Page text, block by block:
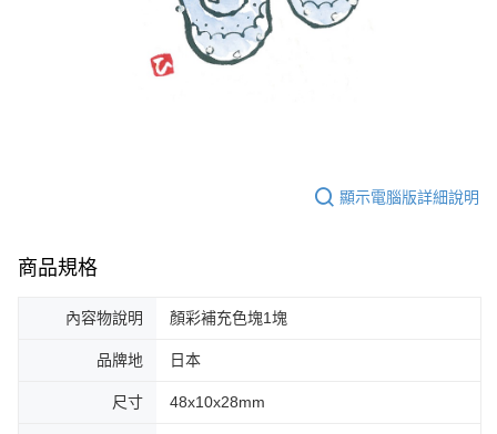
顯示電腦版詳細說明
商品規格
內容物說明 顏彩補充色塊1塊
品牌地 日本
尺寸 48x10x28mm